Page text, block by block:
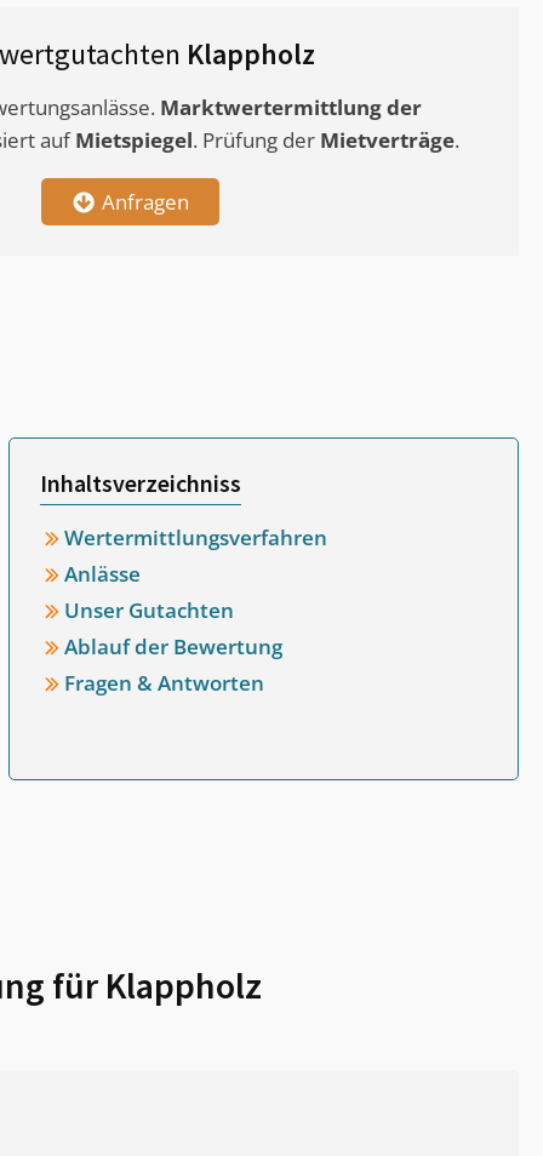
Klappholz
Marktwertermittlungder
aufMietspiegel. Prüfung der Mietverträge.
Anfragen
Inhaltsverzeichniss
Wertermittlungsverfahren
Anlässe
Unser Gutachten
Ablauf der Bewertung
Fragen & Antworten
für Klappholz